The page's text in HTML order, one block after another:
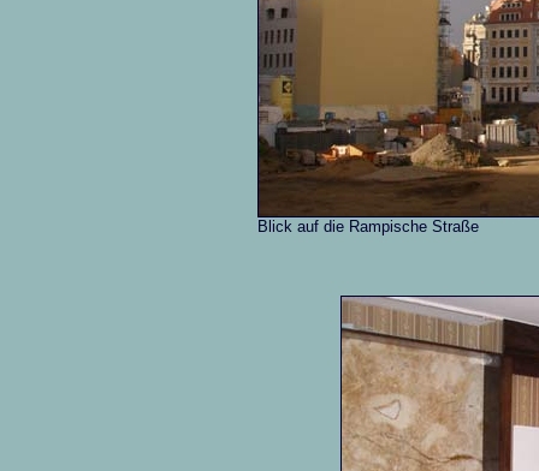
Blick auf die Rampische Straße